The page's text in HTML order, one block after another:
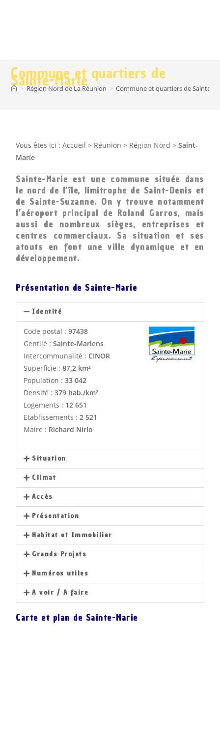
Commune et quartiers de
Sainte-Marie
> Région Nord de La Réunion > Commune et quartiers de Sainte-
Vous êtes ici :Accueil > Réunion > Région Nord >Saint-
Marie
Sainte-Marie est une commune située dans
le nord de l’île, limitrophe de Saint-Denis et
de Sainte-Suzanne. On y trouve notamment
l’aéroport principal de Roland Garros, mais
aussi de nombreux sièges, entreprises et
centres commerciaux. Sa situation et ses
atouts en font une ville dynamique et en
développement.
Présentation de Sainte-Marie
Identité
Code postal :97438
Gentilé :Sainte-Mariens
Intercommunalité : CINOR
Superficie :87,2 km²
Population :33 042
Densité :379 hab./km²
Logements : 12 651
Etablissements :2 521
Maire : Richard Nirlo
Situation
Climat
Accès
Présentation
Habitat et Immobilier
Grands Projets
Numéros utiles
A voir / A faire
Carte et plan de Sainte-Marie